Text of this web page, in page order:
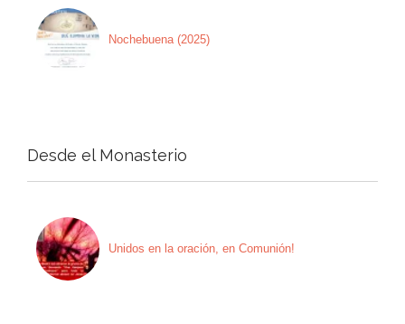
Nochebuena (2025)
Desde el Monasterio
Unidos en la oración, en Comunión!